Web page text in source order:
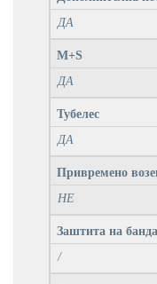
ДА
M+S
ДА
Тубелес
ДА
Привремено
НЕ
Заштита на
/